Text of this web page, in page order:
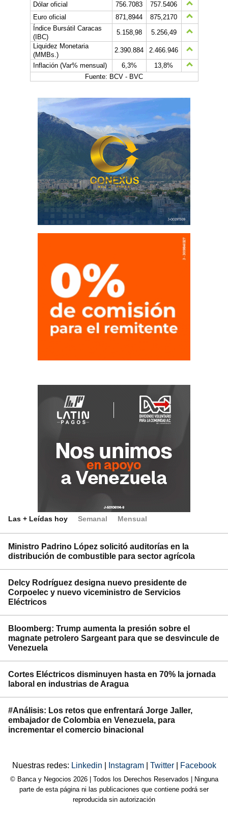
Dólar oficial
756.7083
757.5406
Euro oficial
871,8944
875,2170
Índice Bursátil Caracas
(IBC)
5.158,98
5.256,49
Liquidez Monetaria
(MMBs.)
2.390.884
2.466.946
Inflación (Var% mensual)
6,3%
13,8%
Fuente: BCV - BVC
Las + Leídas hoy Semanal Mensual
Ministro Padrino López solicitó auditorías en la
distribución de combustible para sector agrícola
Delcy Rodríguez designa nuevo presidente de
Corpoelec y nuevo viceministro de Servicios
Eléctricos
Bloomberg: Trump aumenta la presión sobre el
magnate petrolero Sargeant para que se desvincule de
Venezuela
Cortes Eléctricos disminuyen hasta en 70% la jornada
laboral en industrias de Aragua
#Análisis: Los retos que enfrentará Jorge Jaller,
embajador de Colombia en Venezuela, para
incrementar el comercio binacional
Nuestras redes: Linkedin Instagram Twitter Facebook
© Banca y Negocios 2026 | Todos los Derechos Reservados | Ninguna
parte de esta página ni las publicaciones que contiene podrá ser
reproducida sin autorización